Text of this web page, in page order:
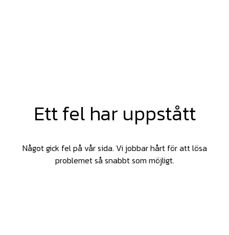
Ett fel har uppstått
Något gick fel på vår sida. Vi jobbar hårt för att lösa
problemet så snabbt som möjligt.